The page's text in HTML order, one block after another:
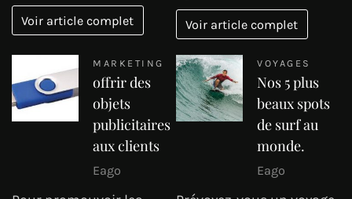
Voir article complet Voir article complet
MARKETING
offrir des
objets
publicitaires
aux clients
Eago
VOYAGES
Nos 5 plus
beaux spots
de surf au
monde.
Eago